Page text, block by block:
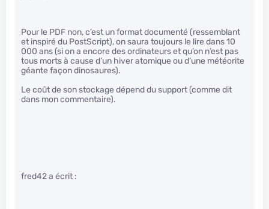
Pour le PDF non, c’est un format documenté (ressemblant
et inspiré du PostScript), on saura toujours le lire dans 10
000 ans (si on a encore des ordinateurs et qu’on n’est pas
tous morts à cause d’un hiver atomique ou d’une météorite
géante façon dinosaures).
Le coût de son stockage dépend du support (comme dit
dans mon commentaire).
fred42 a écrit :